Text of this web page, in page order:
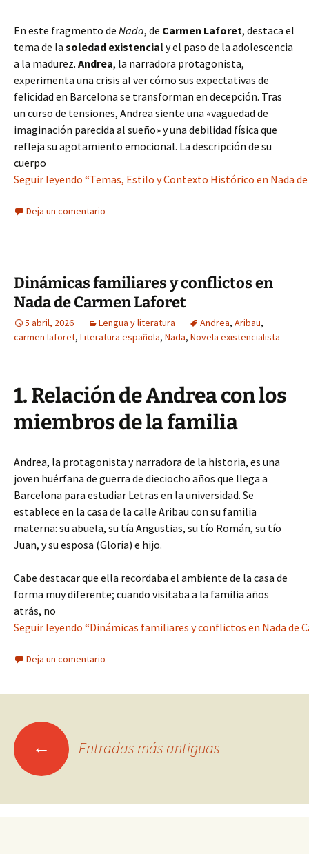
En este fragmento de Nada, de Carmen Laforet, destaca el
tema de la soledad existencialy el paso de la adolescencia
a la madurez. Andrea, la narradora protagonista,
experimenta una crisis al ver cómo sus expectativas de
felicidad en Barcelona se transforman en decepción. Tras
un curso de tensiones, Andrea siente una «vaguedad de
imaginación parecida al sueño» y una debilidad física que
refleja su agotamiento emocional. La descripción de su
cuerpo
Seguir leyendo “Temas, Estilo y Contexto Histórico en Nada
Deja un comentario
Dinámicas familiares y conflictos en
Nada de Carmen Laforet
5 abril, 2026 Lengua y literatura Andrea, Aribau,
carmen laforet, Literatura española, Nada, Novela existencialista
1. Relación de Andrea con los
miembros de la familia
Andrea, la protagonista y narradora de la historia, es una
joven huérfana de guerra de dieciocho años que llega a
Barcelona para estudiar Letras en la universidad. Se
establece en la casa de la calle Aribau con su familia
materna: su abuela, su tía Angustias, su tío Román, su tío
Juan, y su esposa (Gloria) e hijo.
Cabe destacar que ella recordaba el ambiente de la casa de
forma muy diferente; cuando visitaba a la familia años
atrás, no
Seguir leyendo “Dinámicas familiares y conflictos en Nada de
Deja un comentario
Ir ← Entradas más antiguas